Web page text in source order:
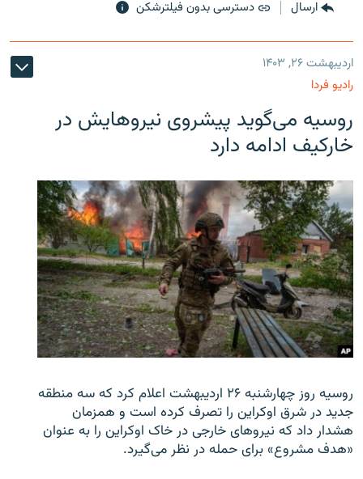
ارسال دسترسی بدون فیلترشکن
اردیبهشت ۲۶, ۱۴۰۳
رادیو فردا
روسیه می‌گوید پیشروی نیروهایش در
خارکیف ادامه دارد
روسیه روز چهارشنبه ۲۶ اردیبهشت اعلام کرد که سه منطقه
جدید در شرق اوکراین را تصرف کرده است و همزمان
هشدار داد که نیروهای خارجی در خاک اوکراین را به عنوان
«هدف مشروع» برای حمله در نظر می‌گیرد.